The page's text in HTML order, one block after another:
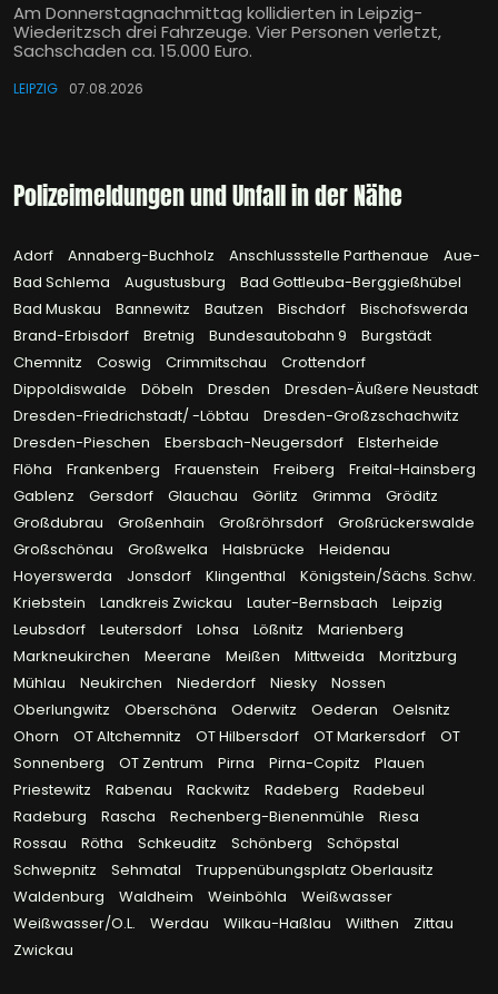
Am Donnerstagnachmittag kollidierten in Leipzig-
Wiederitzsch drei Fahrzeuge. Vier Personen verletzt,
Sachschaden ca. 15.000 Euro.
LEIPZIG 07.08.2026
Polizeimeldungen und Unfall in der Nähe
Adorf Annaberg-Buchholz Anschlussstelle Parthenaue
Aue-
Bad Schlema
Augustusburg
Bad Gottleuba-Berggießhübel
Bad Muskau
Bannewitz Bautzen Bischdorf
Bischofswerda
Brand-Erbisdorf
Bretnig Bundesautobahn 9
Burgstädt
Chemnitz
Coswig Crimmitschau
Crottendorf
Dippoldiswalde
Döbeln Dresden
Dresden-Äußere Neustadt
Dresden-Friedrichstadt/ -Löbtau
Dresden-Großzschachwitz
Dresden-Pieschen
Ebersbach-Neugersdorf
Elsterheide
Flöha
Frankenberg Frauenstein Freiberg
Freital-Hainsberg
Gablenz
Gersdorf Glauchau Görlitz Grimma
Gröditz
Großdubrau
Großenhain Großröhrsdorf
Großrückerswalde
Großschönau
Großwelka Halsbrücke
Heidenau
Hoyerswerda
Jonsdorf Klingenthal
Königstein/Sächs. Schw.
Kriebstein
Landkreis Zwickau Lauter-Bernsbach
Leipzig
Leubsdorf
Leutersdorf Lohsa Lößnitz
Marienberg
Markneukirchen
Meerane Meißen Mittweida
Moritzburg
Mühlau
Neukirchen Niederdorf Niesky
Nossen
Oberlungwitz
Oberschöna Oderwitz Oederan
Oelsnitz
Ohorn
OT Altchemnitz OT Hilbersdorf OT Markersdorf
OT
Sonnenberg
OT Zentrum Pirna Pirna-Copitz
Plauen
Priestewitz
Rabenau Rackwitz Radeberg
Radebeul
Radeburg
Rascha Rechenberg-Bienenmühle
Riesa
Rossau
Rötha Schkeuditz Schönberg
Schöpstal
Schwepnitz
Sehmatal
Truppenübungsplatz Oberlausitz
Waldenburg
Waldheim Weinböhla
Weißwasser
Weißwasser/O.L.
Werdau Wilkau-Haßlau Wilthen
Zittau
Zwickau